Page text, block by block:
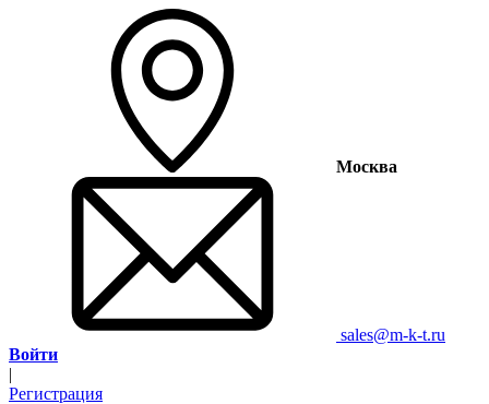
Москва
sales@m-k-t.ru
Войти
|
Регистрация